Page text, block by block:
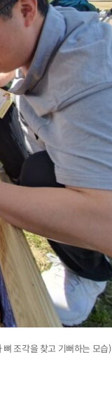
조각을 찾고 기뻐하는 모습)